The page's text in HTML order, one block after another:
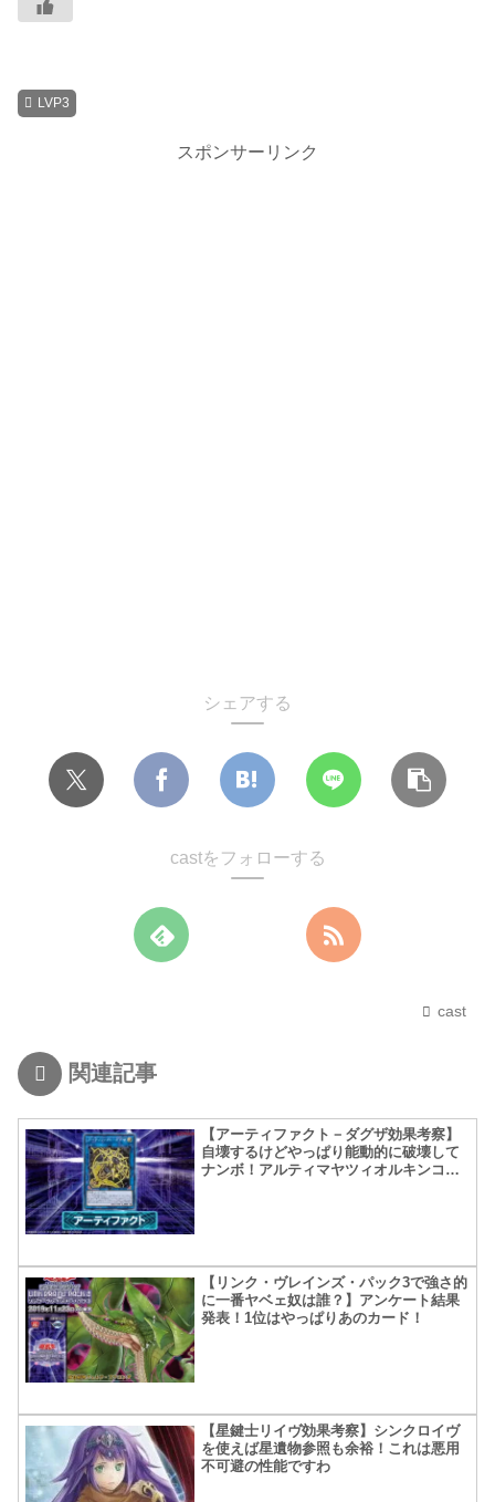
LVP3
スポンサーリンク
シェアする
castをフォローする
cast
関連記事
【アーティファクト－ダグザ効果考察】
自壊するけどやっぱり能動的に破壊して
ナンボ！アルティマヤツィオルキンコン
【リンク・ヴレインズ・パック3で強さ的
に一番ヤベェ奴は誰？】アンケート結果
発表！1位はやっぱりあのカード！
【星鍵士リイヴ効果考察】シンクロイヴ
を使えば星遺物参照も余裕！これは悪用
不可避の性能ですわ